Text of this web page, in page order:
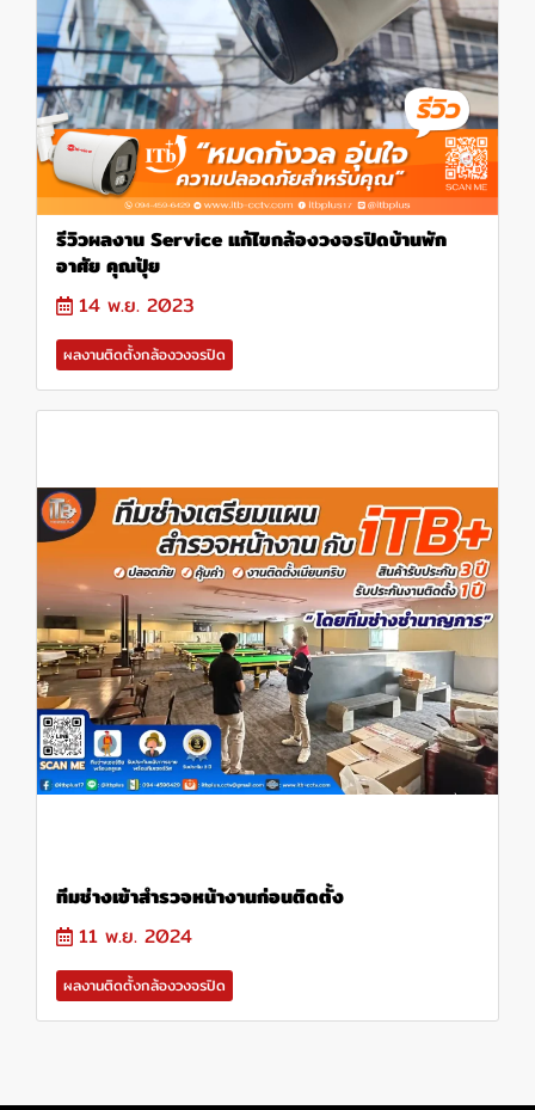
รีวิวผลงาน Service แก้ไขกล้องวงจรปิดบ้านพัก
อาศัย คุณปุ้ย
14 พ.ย. 2023
ผลงานติดตั้งกล้องวงจรปิด
ทีมช่างเข้าสำรวจหน้างานก่อนติดตั้ง
11 พ.ย. 2024
ผลงานติดตั้งกล้องวงจรปิด